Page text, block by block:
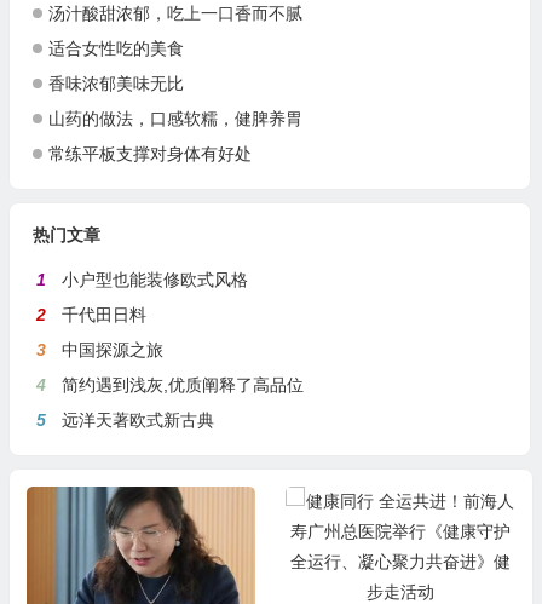
汤汁酸甜浓郁，吃上一口香而不腻
适合女性吃的美食
香味浓郁美味无比
山药的做法，口感软糯，健脾养胃
常练平板支撑对身体有好处
热门文章
1
小户型也能装修欧式风格
2
千代田日料
3
中国探源之旅
4
简约遇到浅灰,优质阐释了高品位
5
远洋天著欧式新古典